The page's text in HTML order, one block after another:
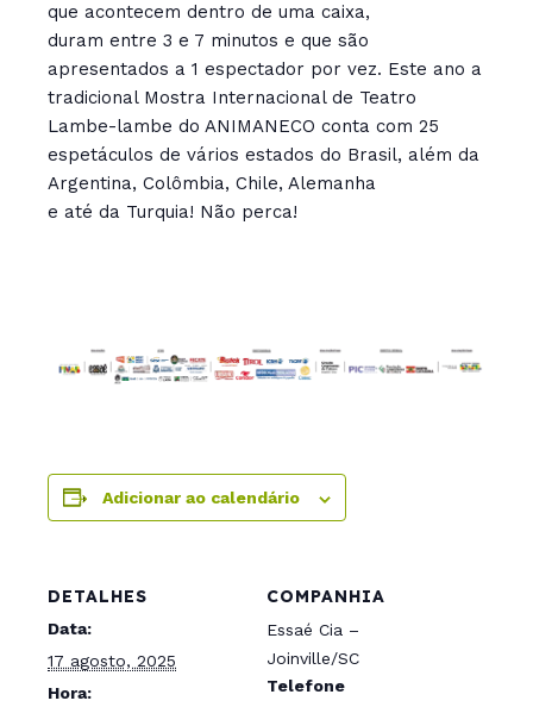
que acontecem dentro de uma caixa,
duram entre 3 e 7 minutos e que são
apresentados a 1 espectador por vez. Este ano a
tradicional Mostra Internacional de Teatro
Lambe-lambe do ANIMANECO conta com 25
espetáculos de vários estados do Brasil, além da
Argentina, Colômbia, Chile, Alemanha
e até da Turquia! Não perca!
Adicionar ao calendário
DETALHES
Data:
17 agosto, 2025
Hora:
COMPANHIA
Essaé Cia –
Joinville/SC
Telefone